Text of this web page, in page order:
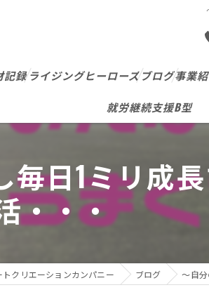
記録ライジングヒーローズブログ事業
就労継続支援B型
日1ミリ成
・・・
クリエーションカンパニー ブログ ～自